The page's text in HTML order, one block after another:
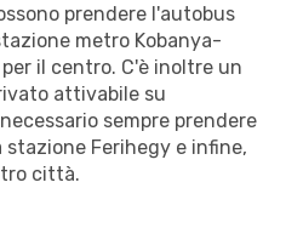
prendere l'autobus
metro Kobanya-
il centro. C'è inoltre un
attivabile su
sempre prendere
stazione Ferihegy e infine,
città.